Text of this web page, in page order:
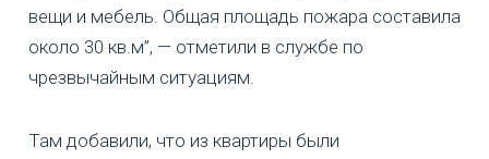
вещи и мебель. Общая площадь пожара составила
около 30 кв.м”, — отметили в службе по
чрезвычайным ситуациям.
Там добавили, что из квартиры были